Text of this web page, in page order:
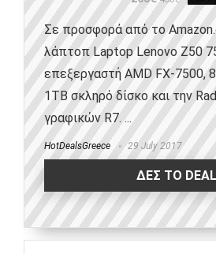
Σε προσφορά από τo
λάπτοπ Laptop Lenovo Z50
επεξεργαστή AMD FX-7500,
1TB σκληρό δίσκο και την
γραφικών R7. ...
HotDealsGreece 29 July 2017
ΔΕΣ ΤΟ DEAL